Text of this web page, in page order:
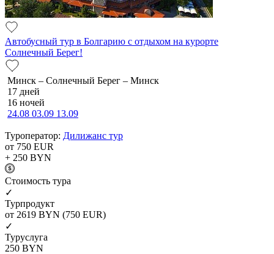
Автобусный тур в Болгарию с отдыхом на курорте
Солнечный Берег!
Минск – Солнечный Берег – Минск
17 дней
16 ночей
24.08 03.09 13.09
Туроператор: Дилижанс тур
от 750 EUR
+ 250 BYN
Cтоимость тура
✓
Турпродукт
от 2619 BYN (750 EUR)
✓
Туруслуга
250 BYN